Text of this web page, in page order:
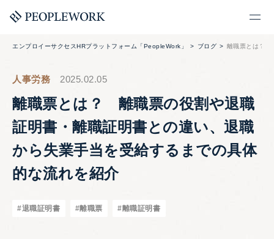
エンプロイーサクセスHRプラットフォーム「PeopleWork」 ブログ 離職票とは？
人事労務 2025.02.05
離職票とは？ 離職票の役割や退職
証明書・離職証明書との違い、退職
から失業手当を受給するまでの具体
的な流れを紹介
#退職証明書 #離職票 #離職証明書